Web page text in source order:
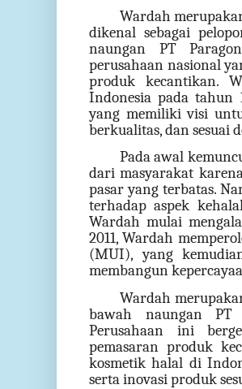
Wardah
dikenal sebagai
naungan PT
perusahaan nasional
produk kecantikan.
Indonesia pada tahun
yang memiliki visi
berkualitas, dan sesuai
Pada awal
dari masyarakat
pasar yang terbatas.
terhadap aspek
Wardah mulai
2011, Wardah
(MUI), yang
membangun
Wardah
bawah naungan
Perusahaan ini
pemasaran produk
kosmetik halal di
serta inovasi produk